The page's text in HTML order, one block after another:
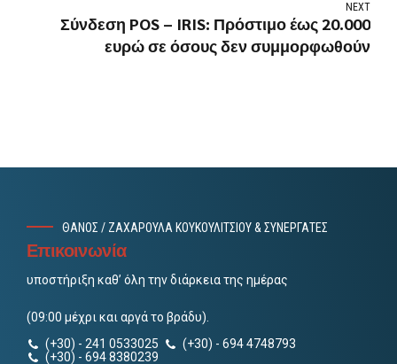
NEXT
Σύνδεση POS – IRIS: Πρόστιμο έως 20.000
ευρώ σε όσους δεν συμμορφωθούν
ΘΑΝΟΣ / ΖΑΧΑΡΟΥΛΑ ΚΟΥΚΟΥΛΙΤΣΙΟΥ & ΣΥΝΕΡΓΑΤΕΣ
Επικοινωνία
υποστήριξη καθ’ όλη την διάρκεια της ημέρας
(09:00 μέχρι και αργά το βράδυ).
(+30) - 241 0533025
(+30) - 694 4748793
(+30) - 694 8380239